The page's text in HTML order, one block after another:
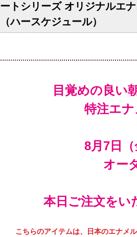
ートシリーズ オリジナルエ
（ハースケジュール）
目覚めの良い
特注エ
オー
本日ご注文をい
こちらのアイテムは、日本のエナメ